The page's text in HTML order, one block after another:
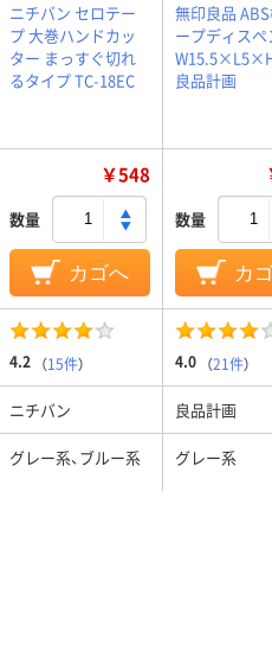
ニチバン セロテー
プ 大巻ハンドカッ
ター まっすぐ切れ
るタイプ TC-18EC
無印良品
ープディス
良品計画
￥548
数量
カゴへ
数量
カ
4.2 （15件） 4.0 （21件）
ニチバン 良品計画
グレー系、ブルー系 グレー系